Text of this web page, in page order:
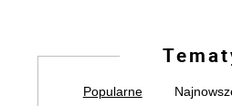
Popularne